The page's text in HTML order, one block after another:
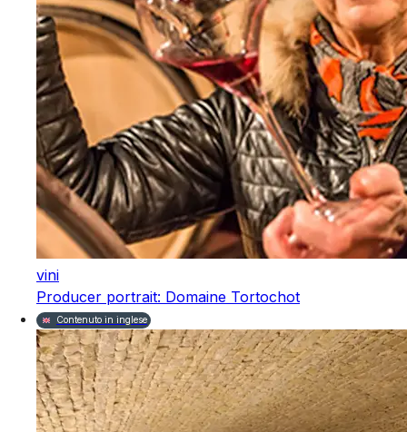
vini
Producer portrait: Domaine Tortochot
Contenuto in inglese